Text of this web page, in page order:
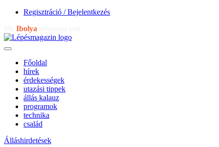
Regisztráció / Bejelentkezés
Ibolya
Főoldal
hírek
érdekességek
utazási tippek
állás kalauz
programok
technika
család
Álláshirdetések